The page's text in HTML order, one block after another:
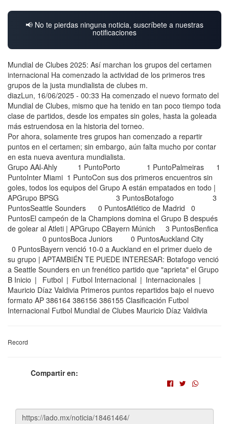
📢 No te pierdas ninguna noticia, suscríbete a nuestras
notificaciones
Mundial de Clubes 2025: Así marchan los grupos del certamen
internacional Ha comenzado la actividad de los primeros tres
grupos de la justa mundialista de clubes m.
diazLun, 16/06/2025 - 00:33 Ha comenzado el nuevo formato del
Mundial de Clubes, mismo que ha tenido en tan poco tiempo toda
clase de partidos, desde los empates sin goles, hasta la goleada
más estruendosa en la historia del torneo.
Por ahora, solamente tres grupos han comenzado a repartir
puntos en el certamen; sin embargo, aún falta mucho por contar
en esta nueva aventura mundialista.
Grupo AAl-Ahly 1 PuntoPorto 1 PuntoPalmeiras 1
PuntoInter Miami 1 PuntoCon sus dos primeros encuentros sin
goles, todos los equipos del Grupo A están empatados en todo |
APGrupo BPSG 3 PuntosBotafogo 3
PuntosSeattle Sounders 0 PuntosAtlético de Madrid 0
PuntosEl campeón de la Champions domina el Grupo B después
de golear al Atleti | APGrupo CBayern Múnich 3 PuntosBenfica
0 puntosBoca Juniors 0 PuntosAuckland City
0 PuntosBayern venció 10-0 a Auckland en el primer duelo de
su grupo | APTAMBIÉN TE PUEDE INTERESAR: Botafogo venció
a Seattle Sounders en un frenético partido que "aprieta" el Grupo
B Inicio | Futbol | Futbol Internacional | Internacionales |
Mauricio Díaz Valdivia Primeros puntos repartidos bajo el nuevo
formato AP 386164 386156 386155 Clasificación Futbol
Internacional Futbol Mundial de Clubes Mauricio Díaz Valdivia
Record
Compartir en: